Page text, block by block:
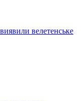
велетенське